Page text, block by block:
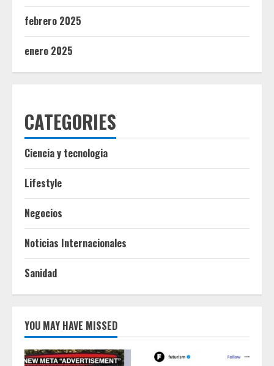
febrero 2025
enero 2025
CATEGORIES
Ciencia y tecnologia
Lifestyle
Negocios
Noticias Internacionales
Sanidad
YOU MAY HAVE MISSED